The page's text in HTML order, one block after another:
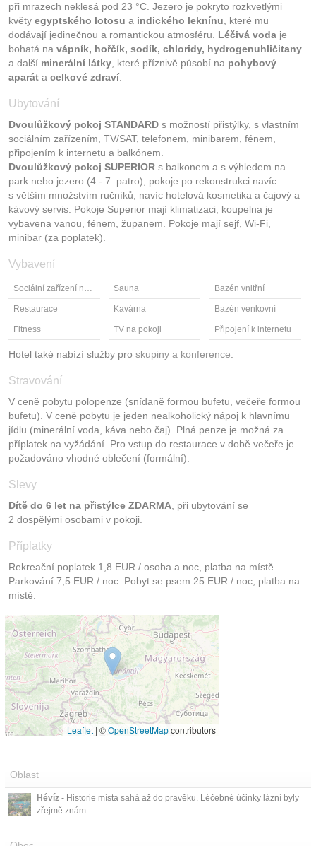
při mrazech neklesá pod 23 °C. Jezero je pokryto rozkvetlými
květy egyptského lotosu a indického leknínu , které mu
dodávají jedinečnou a romantickou atmosféru. Léčivá voda je
bohatá na vápník, hořčík, sodík, chloridy, hydrogenuhličitany
a další minerální látky , které příznivě působí na pohybový
aparát a celkové zdraví
Ubytování
Dvoulůžkový pokoj STANDARD s možností přistýlky, s vlastním
sociálním zařízením, TV/SAT, telefonem, minibarem, fénem,
připojením k internetu a balkónem.
Dvoulůžkový pokoj SUPERIOR s balkonem a s výhledem na
park nebo jezero (4.- 7. patro), pokoje po rekonstrukci navíc
s větším množstvím ručníků, navíc hotelová kosmetika a čajový a
kávový servis. Pokoje Superior mají klimatizaci, koupelna je
vybavena vanou, fénem, županem. Pokoje mají sejf, Wi-Fi,
minibar (za poplatek).
Vybavení
Sociální zařízení na pokoji Sauna Bazén vnitřní
Restaurace Kavárna Bazén venkovní
Fitness TV na pokoji Připojení k internetu
Hotel také nabízí služby pro skupiny a konference
Stravování
V ceně pobytu polopenze (snídaně formou bufetu, večeře formou
bufetu). V ceně pobytu je jeden nealkoholický nápoj k hlavnímu
jídlu (minerální voda, káva nebo čaj). Plná penze je možná za
příplatek na vyžádání. Pro vstup do restaurace v době večeře je
požadováno vhodné oblečení (formální).
Slevy
Dítě do 6 let na přistýlce ZDARMA , při ubytování se
2 dospělými osobami v pokoji.
Příplatky
Rekreační poplatek 1,8 EUR / osoba a noc, platba na místě.
Parkování 7,5 EUR / noc. Pobyt se psem 25 EUR / noc, platba na
místě.
Leaflet | ©OpenStreetMapcontributors
Oblast
Hévíz - Historie místa sahá až do pravěku. Léčebné účinky lázní byly
zřejmě znám...